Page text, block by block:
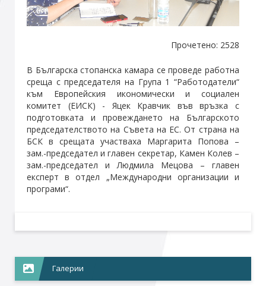
Прочетено: 2528
В Българска стопанска камара се проведе работна
среща с председателя на Група 1 “Работодатели“
към Европейския икономически и социален
комитет (ЕИСК) - Яцек Кравчик във връзка с
подготовката и провеждането на Българското
председателството на Съвета на ЕС. От страна на
БСК в срещата участваха Маргарита Попова –
зам.-председател и главен секретар, Камен Колев –
зам.-председател и Людмила Мецова – главен
експерт в отдел „Международни организации и
програми“.
Галерии